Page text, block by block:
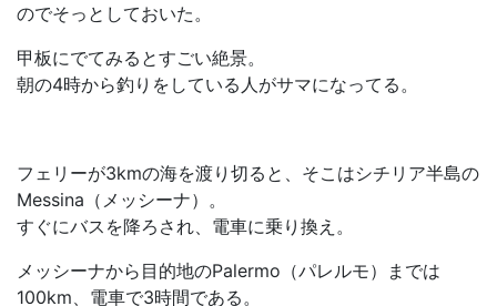
のでそっとしておいた。
甲板にでてみるとすごい絶景。
朝の4時から釣りをしている人がサマになってる。
フェリーが3kmの海を渡り切ると、そこはシチリア半島の
Messina（メッシーナ）。
すぐにバスを降ろされ、電車に乗り換え。
メッシーナから目的地のPalermo（パレルモ）までは
100km、電車で3時間である。